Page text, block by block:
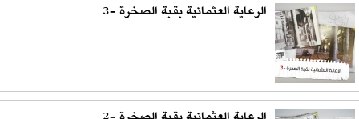
الرعاية العثمانية بقبة الصخرة -3